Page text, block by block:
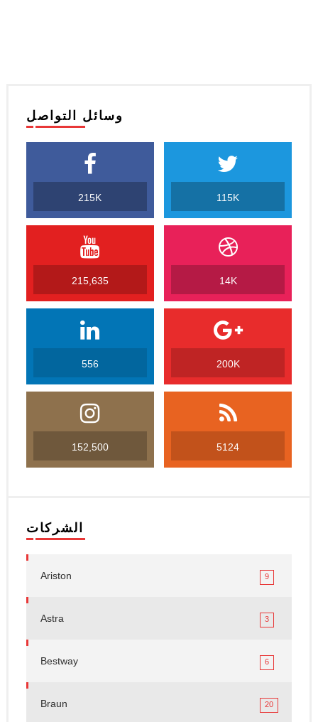
وسائل التواصل
215K 115K
215,635 14K
556 200K
152,500 5124
الشركات
Ariston 9
Astra 3
Bestway 6
Braun 20